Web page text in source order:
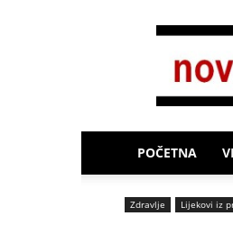
POČETNA
Zdravlje Lijekovi iz